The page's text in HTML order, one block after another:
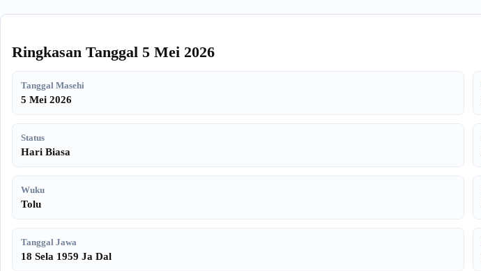
Ringkasan Tanggal 5 Mei 2026
Tanggal Masehi
5 Mei 2026
Status
Hari Biasa
Wuku
Tolu
Tanggal Jawa
18 Sela 1959 Ja Dal